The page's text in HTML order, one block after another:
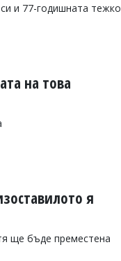
и 77-годишната тежко
на това
я
ще бъде преместена